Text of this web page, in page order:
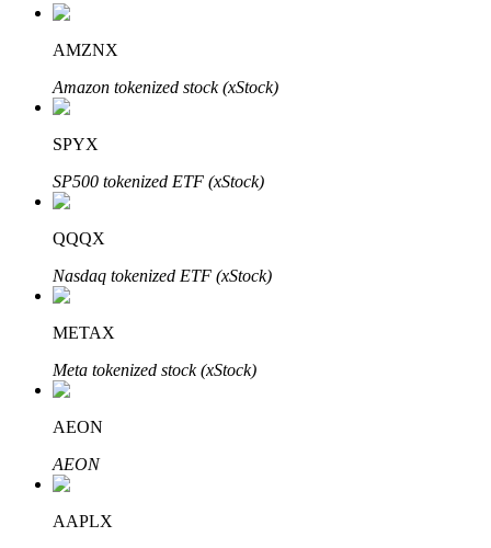
Đầu tư cố định và quản lý tài chính
Tận hưởng việc quản lý tài chính hiện tại và thu nhập lâu dài
Staking 101
Tìm hiểu về kiếm thu nhập thụ động
Bitrue
AMZNX
Amazon tokenized stock (xStock)
SPYX
SP500 tokenized ETF (xStock)
QQQX
Nasdaq tokenized ETF (xStock)
METAX
Meta tokenized stock (xStock)
AEON
AEON
AAPLX